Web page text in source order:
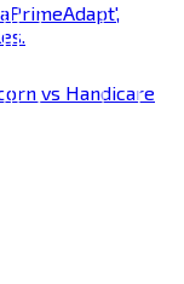
vs Handicare